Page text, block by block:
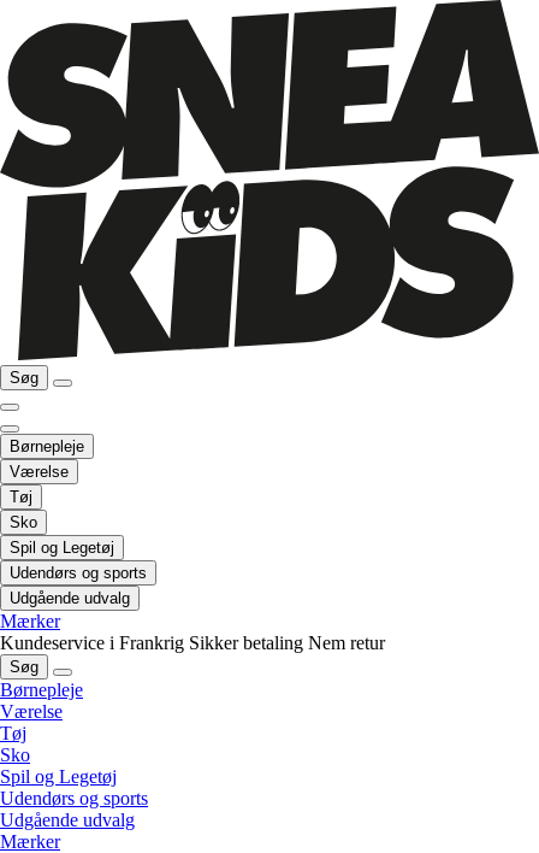
Søg
Børnepleje
Værelse
Tøj
Sko
Spil og Legetøj
Udendørs og sports
Udgående udvalg
Mærker
Kundeservice i Frankrig Sikker betaling Nem retur
Søg
Børnepleje
Værelse
Tøj
Sko
Spil og Legetøj
Udendørs og sports
Udgående udvalg
Mærker